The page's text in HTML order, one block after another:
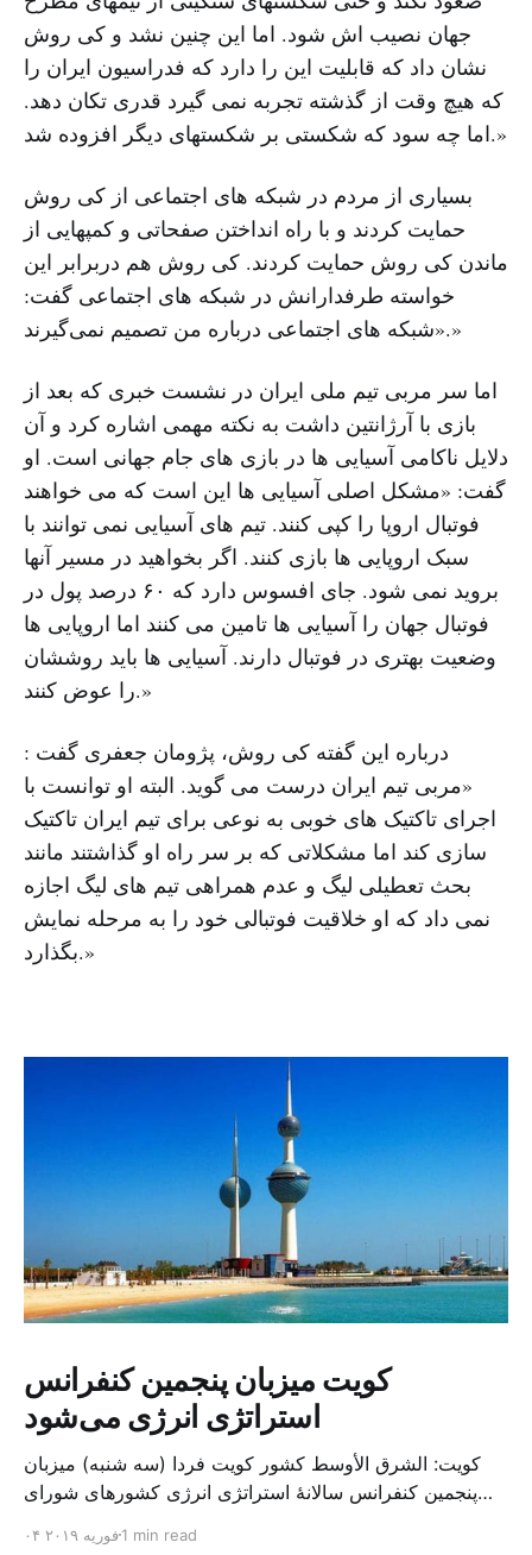
جهان نصیب اش شود. اما این چنین نشد و کی روش
نشان داد که قابلیت این را دارد که فدراسیون ایران را
که هیچ وقت از گذشته تجربه نمی گیرد قدری تکان دهد.
اما چه سود که شکستی بر شکستهای دیگر افزوده شد.»
بسیاری از مردم در شبکه های اجتماعی از کی روش
حمایت کردند و با راه انداختن صفحاتی و کمپهایی از
ماندن کی روش حمایت کردند. کی روش هم دربرابر این
خواسته طرفدارانش در شبکه های اجتماعی گفت:
«شبکه‌ های اجتماعی درباره من تصمیم نمی‌گیرند.»
اما سر مربی تیم ملی ایران در نشست خبری که بعد از
بازی با آرژانتین داشت به نکته مهمی اشاره کرد و آن
دلایل ناکامی آسیایی ها در بازی های جام جهانی است. او
گفت: «مشکل اصلی آسیایی ها این است که می خواهند
فوتبال اروپا را کپی کنند. تیم های آسیایی نمی توانند با
سبک اروپایی ها بازی کنند. اگر بخواهید در مسیر آنها
بروید نمی شود. جای افسوس دارد که ۶۰ درصد پول در
فوتبال جهان را آسیایی ها تامین می کنند اما اروپایی ها
وضعیت بهتری در فوتبال دارند. آسیایی ها باید روششان
را عوض کنند.»
درباره این گفته کی روش، پژومان جعفری گفت :
«مربی تیم ایران درست می گوید. البته او توانست با
اجرای تاکتیک های خوبی به نوعی برای تیم ایران تاکتیک
سازی کند اما مشکلاتی که بر سر راه او گذاشتند مانند
بحث تعطیلی لیگ و عدم همراهی تیم های لیگ اجازه
نمی داد که او خلاقیت فوتبالی خود را به مرحله نمایش
بگذارد.»
کویت میزبان پنجمین کنفرانس
استراتژی انرژی می‌شود
کویت: الشرق الأوسط کشور کویت فردا (سه شنبه) میزبان
پنجمین کنفرانس سالانهٔ استراتژی انرژی کشورهای شورای
متخصص از شرکت‌های جهانی نفت و گاز در این کنفرانس
۰۴ فوریه ۲۰۱۹1 min read